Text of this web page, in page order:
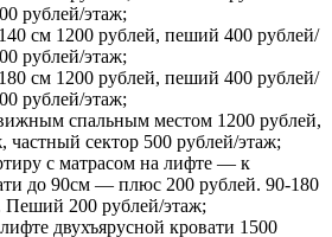
рублей/этаж;
см 1200 рублей, пеший 400 рублей/
рублей/этаж;
см 1200 рублей, пеший 400 рублей/
рублей/этаж;
спальным местом 1200 рублей,
сектор 500 рублей/этаж;
с матрасом на лифте — к
до 90см — плюс 200 рублей. 90-180
200 рублей/этаж;
двухъярусной кровати 1500